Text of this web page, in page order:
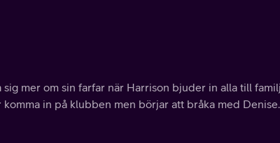
sig mer om sin farfar när Harrison bjuder in alla till
in på klubben men börjar att bråka med Denise.